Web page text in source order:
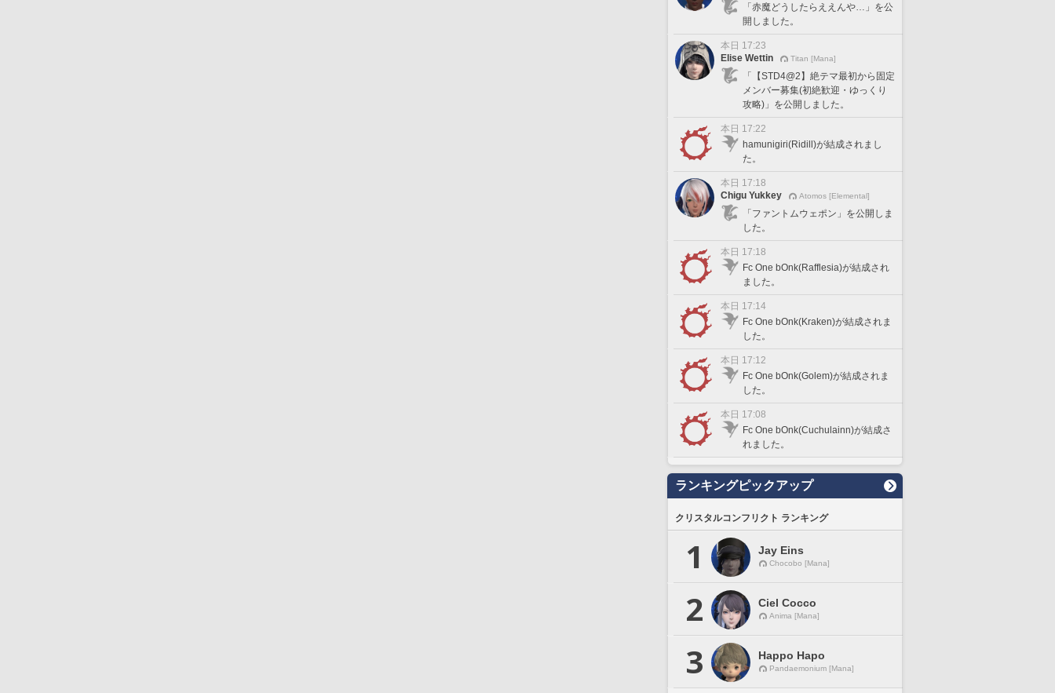
「赤魔どうしたらええんや…」を公
開しました。
本日 17:23
Elise Wettin
Titan [Mana]
「【STD4@2】絶テマ最初から固定
メンバー募集(初絶歓迎・ゆっくり
攻略)」を公開しました。
本日 17:22
hamunigiri(Ridill)が結成されまし
た。
本日 17:18
Chigu Yukkey
Atomos [Elemental]
「ファントムウェポン」を公開しま
した。
本日 17:18
Fc One bOnk(Rafflesia)が結成され
ました。
本日 17:14
Fc One bOnk(Kraken)が結成されま
した。
本日 17:12
Fc One bOnk(Golem)が結成されま
した。
本日 17:08
Fc One bOnk(Cuchulainn)が結成さ
れました。
ランキングピックアップ
クリスタルコンフリクト ランキング
1 Jay Eins
Chocobo [Mana]
2 Ciel Cocco
Anima [Mana]
3 Happo Hapo
Pandaemonium [Mana]